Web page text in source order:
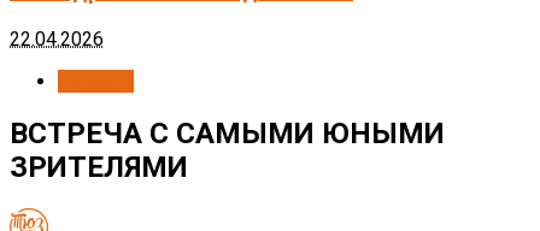
22.04.2026
ВСТРЕЧА С САМЫМИ ЮНЫМИ
ЗРИТЕЛЯМИ